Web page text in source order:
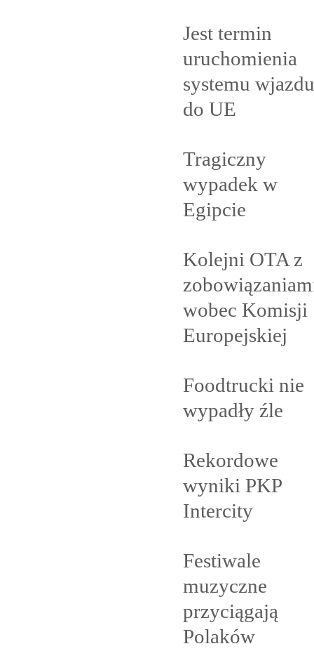
Jest termin
uruchomienia
systemu wjazdu
do UE
Tragiczny
wypadek w
Egipcie
Kolejni OTA z
wobec Komisji
Europejskiej
Foodtrucki nie
wypadły źle
Rekordowe
wyniki PKP
Intercity
Festiwale
muzyczne
przyciągają
Polaków